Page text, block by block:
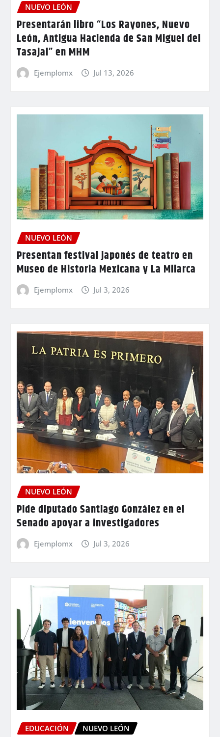
NUEVO LEÓN
Presentarán libro “Los Rayones, Nuevo
León, Antigua Hacienda de San Miguel del
Tasajal” en MHM
Ejemplomx Jul 13, 2026
NUEVO LEÓN
Presentan festival japonés de teatro en
Museo de Historia Mexicana y La Milarca
Ejemplomx Jul 3, 2026
NUEVO LEÓN
Pide diputado Santiago González en el
Senado apoyar a investigadores
Ejemplomx Jul 3, 2026
EDUCACIÓN NUEVO LEÓN